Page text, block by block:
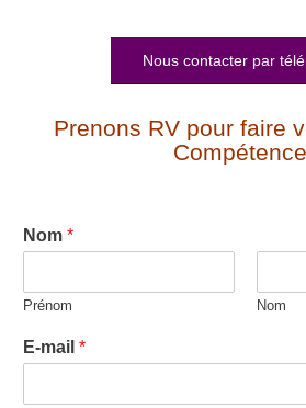
Nous contacter par
Prenons RV pour faire
Nom *
Prénom Nom
E-mail *